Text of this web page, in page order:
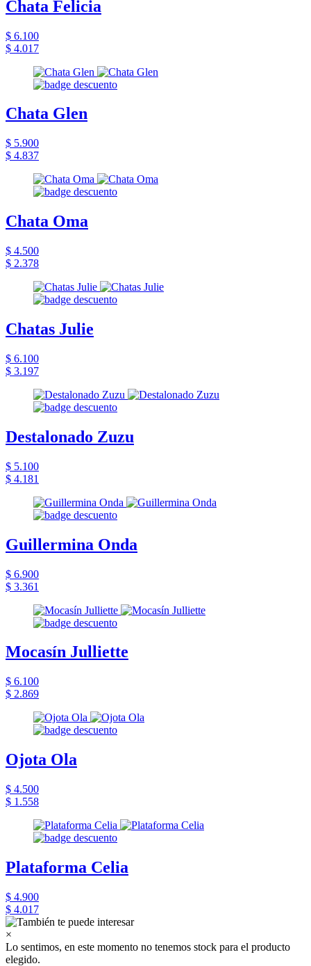
Chata Felicia
$ 6.100
$ 4.017
Chata Glen
$ 5.900
$ 4.837
Chata Oma
$ 4.500
$ 2.378
Chatas Julie
$ 6.100
$ 3.197
Destalonado Zuzu
$ 5.100
$ 4.181
Guillermina Onda
$ 6.900
$ 3.361
Mocasín Julliette
$ 6.100
$ 2.869
Ojota Ola
$ 4.500
$ 1.558
Plataforma Celia
$ 4.900
$ 4.017
×
Lo sentimos, en este momento no tenemos stock para el producto
elegido.